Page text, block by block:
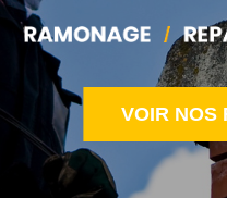
VOIR NOS